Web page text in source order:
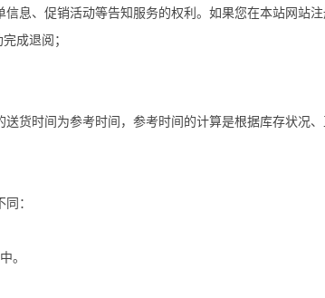
息、促销活动等告知服务的权利。如果您在本站网站
成退阅；
货时间为参考时间，参考时间的计算是根据库存状况
：
。